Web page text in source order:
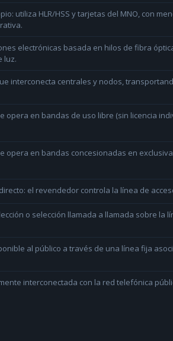
utiliza HLR/HSS y tarjetas del MNO, con
electrónicas basada en hilos de fibra
luz.
interconecta centrales y nodos,
opera en bandas de uso libre (sin licencia
opera en bandas concesionadas en
el revendedor controla la línea de
o selección llamada a llamada sobre la
al público a través de una línea fija
interconectada con la red telefónica